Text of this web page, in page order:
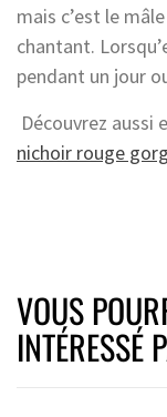
mais c’est le
chantant.
pendant un jour
Découvrez aussi
nichoir rouge
VOUS
INTÉRESSÉ